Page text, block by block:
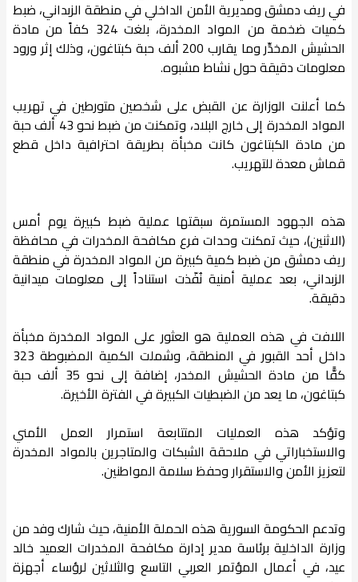
في ريف دمشق ومديرية الأمن الداخلي في منطقة الزبداني، ضبط
كميات ضخمة من المواد المخدرة، بلغت 324 كفاً من مادة
الحشيش المخدِّر وما يقارب 200 ألف حبة كبتاغون، وذلك إثر ورود
معلومات دقيقة حول نشاط مشبوه.
كما أعلنت الوزارة عن القبض على شخصين متورطين في تهريب
المواد المخدرة إلى خارج البلاد، وتمكنت من ضبط نحو 43 ألف حبة
من مادة الكبتاغون كانت مخبأة بطريقة احترافية داخل قطع
قماش معدة للتهريب.
​هذه الجهود المستمرة سبقتها عملية ضبط كبيرة يوم أمس
(الاثنين)، حيث تمكنت وحدات فرع مكافحة المخدرات في محافظة
ريف دمشق من ضبط كمية كبيرة من المواد المخدرة في منطقة
الزبداني، بعد عملية أمنية نُفّذت استناداً إلى معلومات ميدانية
دقيقة.
اللافت في هذه العملية هو العثور على المواد المخدرة مخبأة
داخل أحد القبور في المنطقة، وشملت الكمية المضبوطة 323
كفًّا من مادة الحشيش المخدر، إضافة إلى نحو 35 ألف حبة
كبتاغون، ما يعد من الضبطيات الكبيرة في الفترة الأخيرة.
وتؤكد هذه العمليات المتتابعة استمرار العمل الأمني
والاستخباراتي في ملاحقة الشبكات والمتاجرين بالمواد المخدرة
لتعزيز الأمن والاستقرار وحفظ سلامة المواطنين.
​وتدعم الحكومة السورية هذه الحملة الأمنية، حيث شارك وفد من
وزارة الداخلية برئاسة مدير إدارة مكافحة المخدرات العميد خالد
عيد، في أعمال المؤتمر العربي التاسع والثلاثين لرؤساء أجهزة